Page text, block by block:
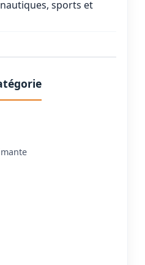
sports et